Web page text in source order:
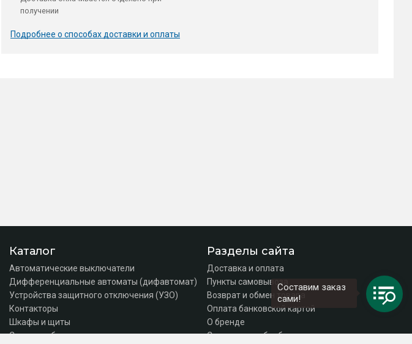
получении
Подробнее о способах доставки и оплаты
Каталог
Автоматические выключатели
Дифференциальные автоматы (дифавтомат)
Устройства защитного отключения (УЗО)
Контакторы
Шкафы и щиты
Силовое оборудование
Разделы сайта
Доставка и оплата
Пункты самовывоза
Возврат и обмен товара
Оплата банковской картой
О бренде
Согласие на обработку персональных данных
Составим заказ
сами!